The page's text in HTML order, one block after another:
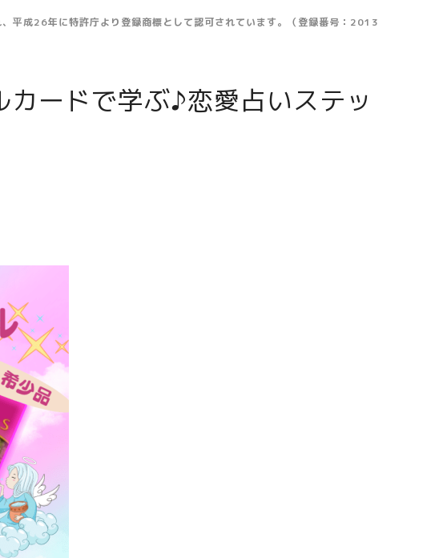
平成26年に特許庁より登録商標として認可されています。（登録番号：2013
ードで学ぶ♪恋愛占いステッ